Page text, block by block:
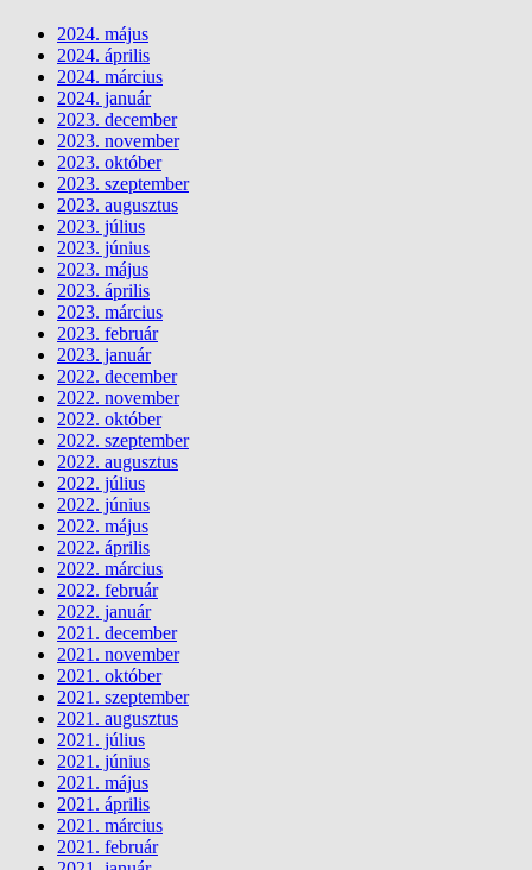
2024. május
2024. április
2024. március
2024. január
2023. december
2023. november
2023. október
2023. szeptember
2023. augusztus
2023. július
2023. június
2023. május
2023. április
2023. március
2023. február
2023. január
2022. december
2022. november
2022. október
2022. szeptember
2022. augusztus
2022. július
2022. június
2022. május
2022. április
2022. március
2022. február
2022. január
2021. december
2021. november
2021. október
2021. szeptember
2021. augusztus
2021. július
2021. június
2021. május
2021. április
2021. március
2021. február